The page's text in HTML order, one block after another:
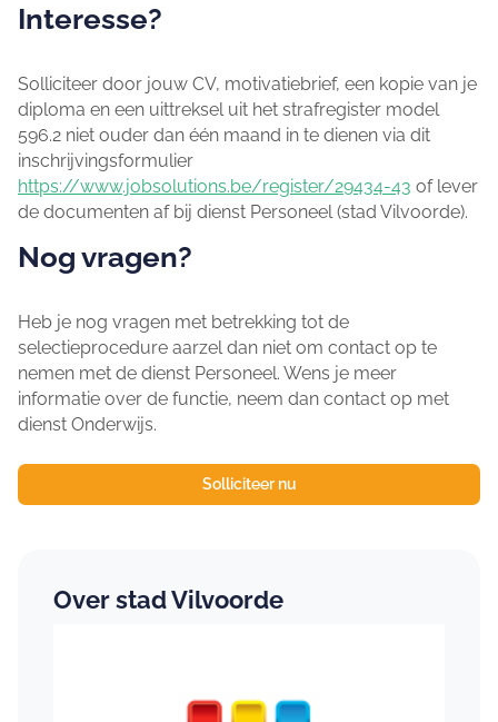
Interesse?
Solliciteer door jouw CV, motivatiebrief, een kopie van je
diploma en een uittreksel uit het strafregister model
596.2 niet ouder dan één maand in te dienen via dit
inschrijvingsformulier
https://www.jobsolutions.be/register/29434-43 of lever
de documenten af bij dienst Personeel (stad Vilvoorde).
Nog vragen?
Heb je nog vragen met betrekking tot de
selectieprocedure aarzel dan niet om contact op te
nemen met de dienst Personeel. Wens je meer
informatie over de functie, neem dan contact op met
dienst Onderwijs.
Solliciteer nu
Over stad Vilvoorde